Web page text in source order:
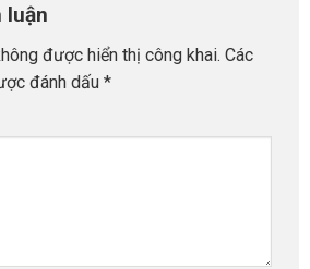
luận
được hiển thị công khai. Các
đánh dấu *